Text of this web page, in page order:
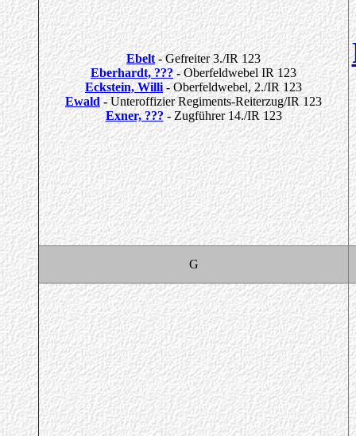
Ebelt -Gefreiter 3./IR 123
Eberhardt, ???-Oberfeldwebel IR 123
Eckstein, Willi-Oberfeldwebel, 2./IR 123
Ewald-Unteroffizier Regiments-Reiterzug/IR 123
Exner, ???-Zugführer 14./IR 123
G